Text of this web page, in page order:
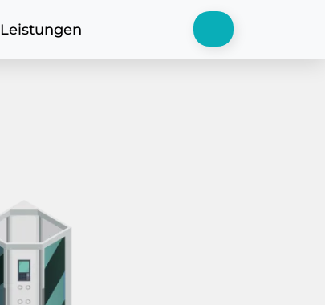
Leistungen